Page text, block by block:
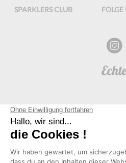
SPARKLERS CLUB FOLGE